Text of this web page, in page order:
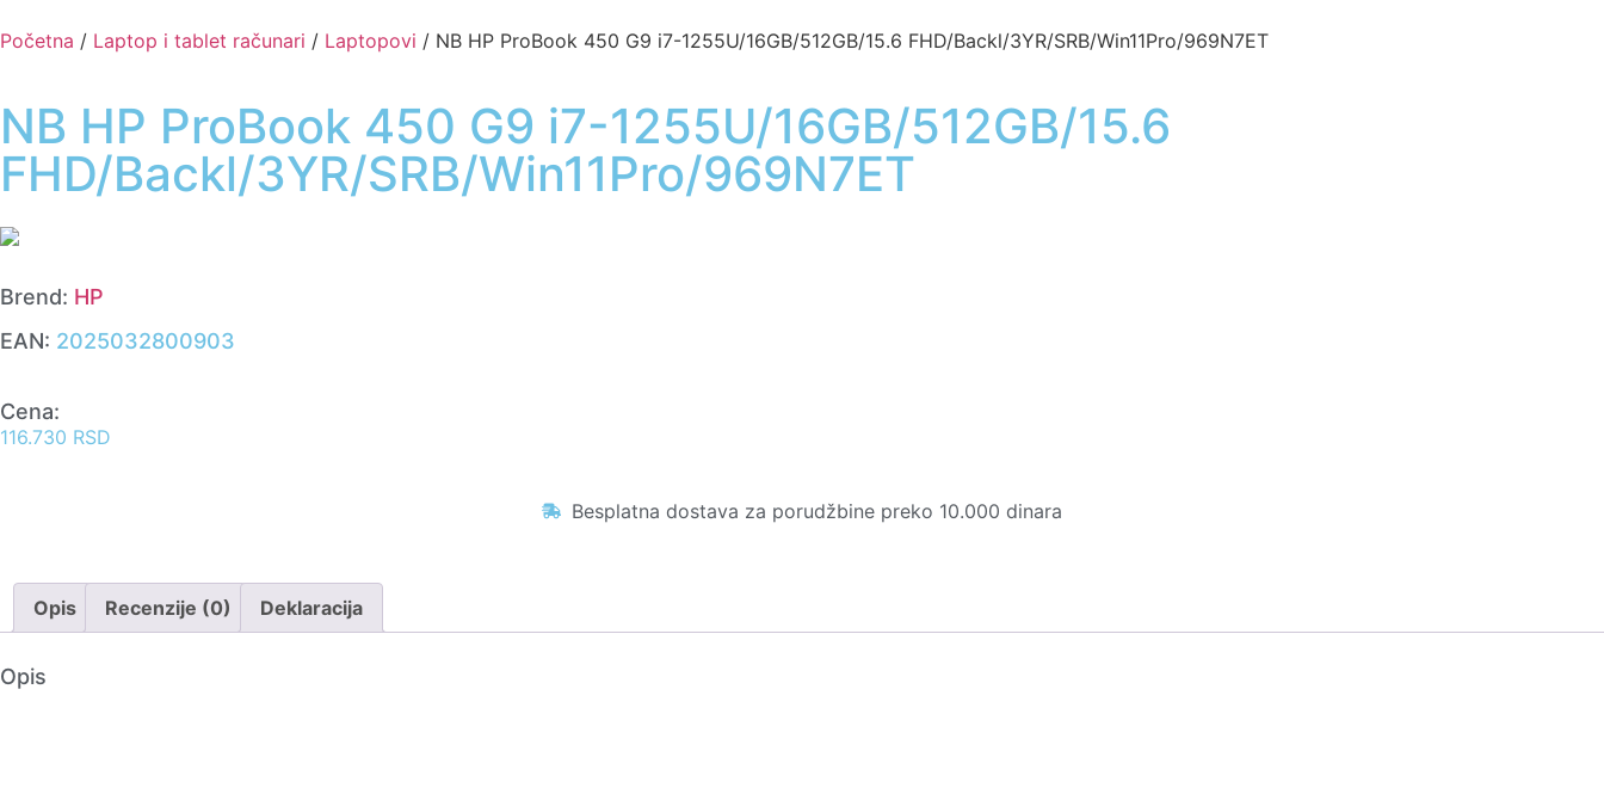
Početna / Laptop i tablet računari / Laptopovi / NB HP ProBook 450 G9 i7-1255U/16GB/512GB/15.6 FHD/Backl/3YR/SRB/Win11Pro/969N7ET
NB HP ProBook 450 G9 i7-1255U/16GB/512GB/15.6
FHD/Backl/3YR/SRB/Win11Pro/969N7ET
Brend: HP
EAN: 2025032800903
Cena:
116.730 RSD
Besplatna dostava za porudžbine preko 10.000 dinara
Opis Recenzije (0) Deklaracija
Opis